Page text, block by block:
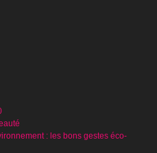
: les bons gestes éco-